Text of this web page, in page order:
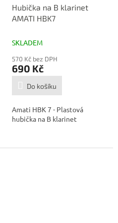
Hubička na B klarinet
AMATI HBK7
SKLADEM
570 Kč bez DPH
690 Kč
Do košíku
Amati HBK 7 - Plastová
hubička na B klarinet